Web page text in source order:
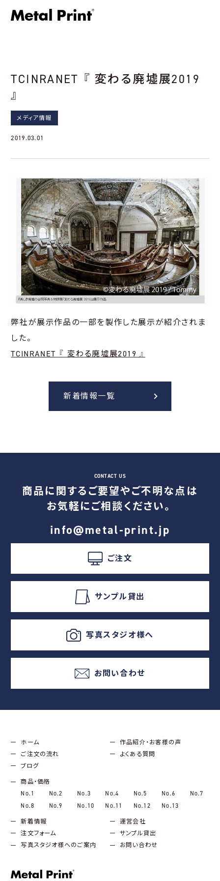
TCINRANET 『 変わる廃墟展2019
』
メディア情報
2019.03.01
弊社が展示作品の一部を製作した展示が紹介されま
した。
TCINRANET 『 変わる廃墟展2019 』
新着情報一覧
商品に関するご要望やご不明な点は
お気軽にご相談ください。
info@metal-print.jp
ご注文
サンプル貸出
写真スタジオ様へ
お問い合わせ
ホーム
作品紹介・お客様の声
ご注文の流れ
よくある質問
ブログ
商品・価格
No.1
No.2 No.3 No.4 No.5 No.6
No.7
No.8
No.9 No.10 No.11 No.12 No.13
新着情報
運営会社
注文フォーム
サンプル貸出
写真スタジオ様へのご案内
お問い合わせ